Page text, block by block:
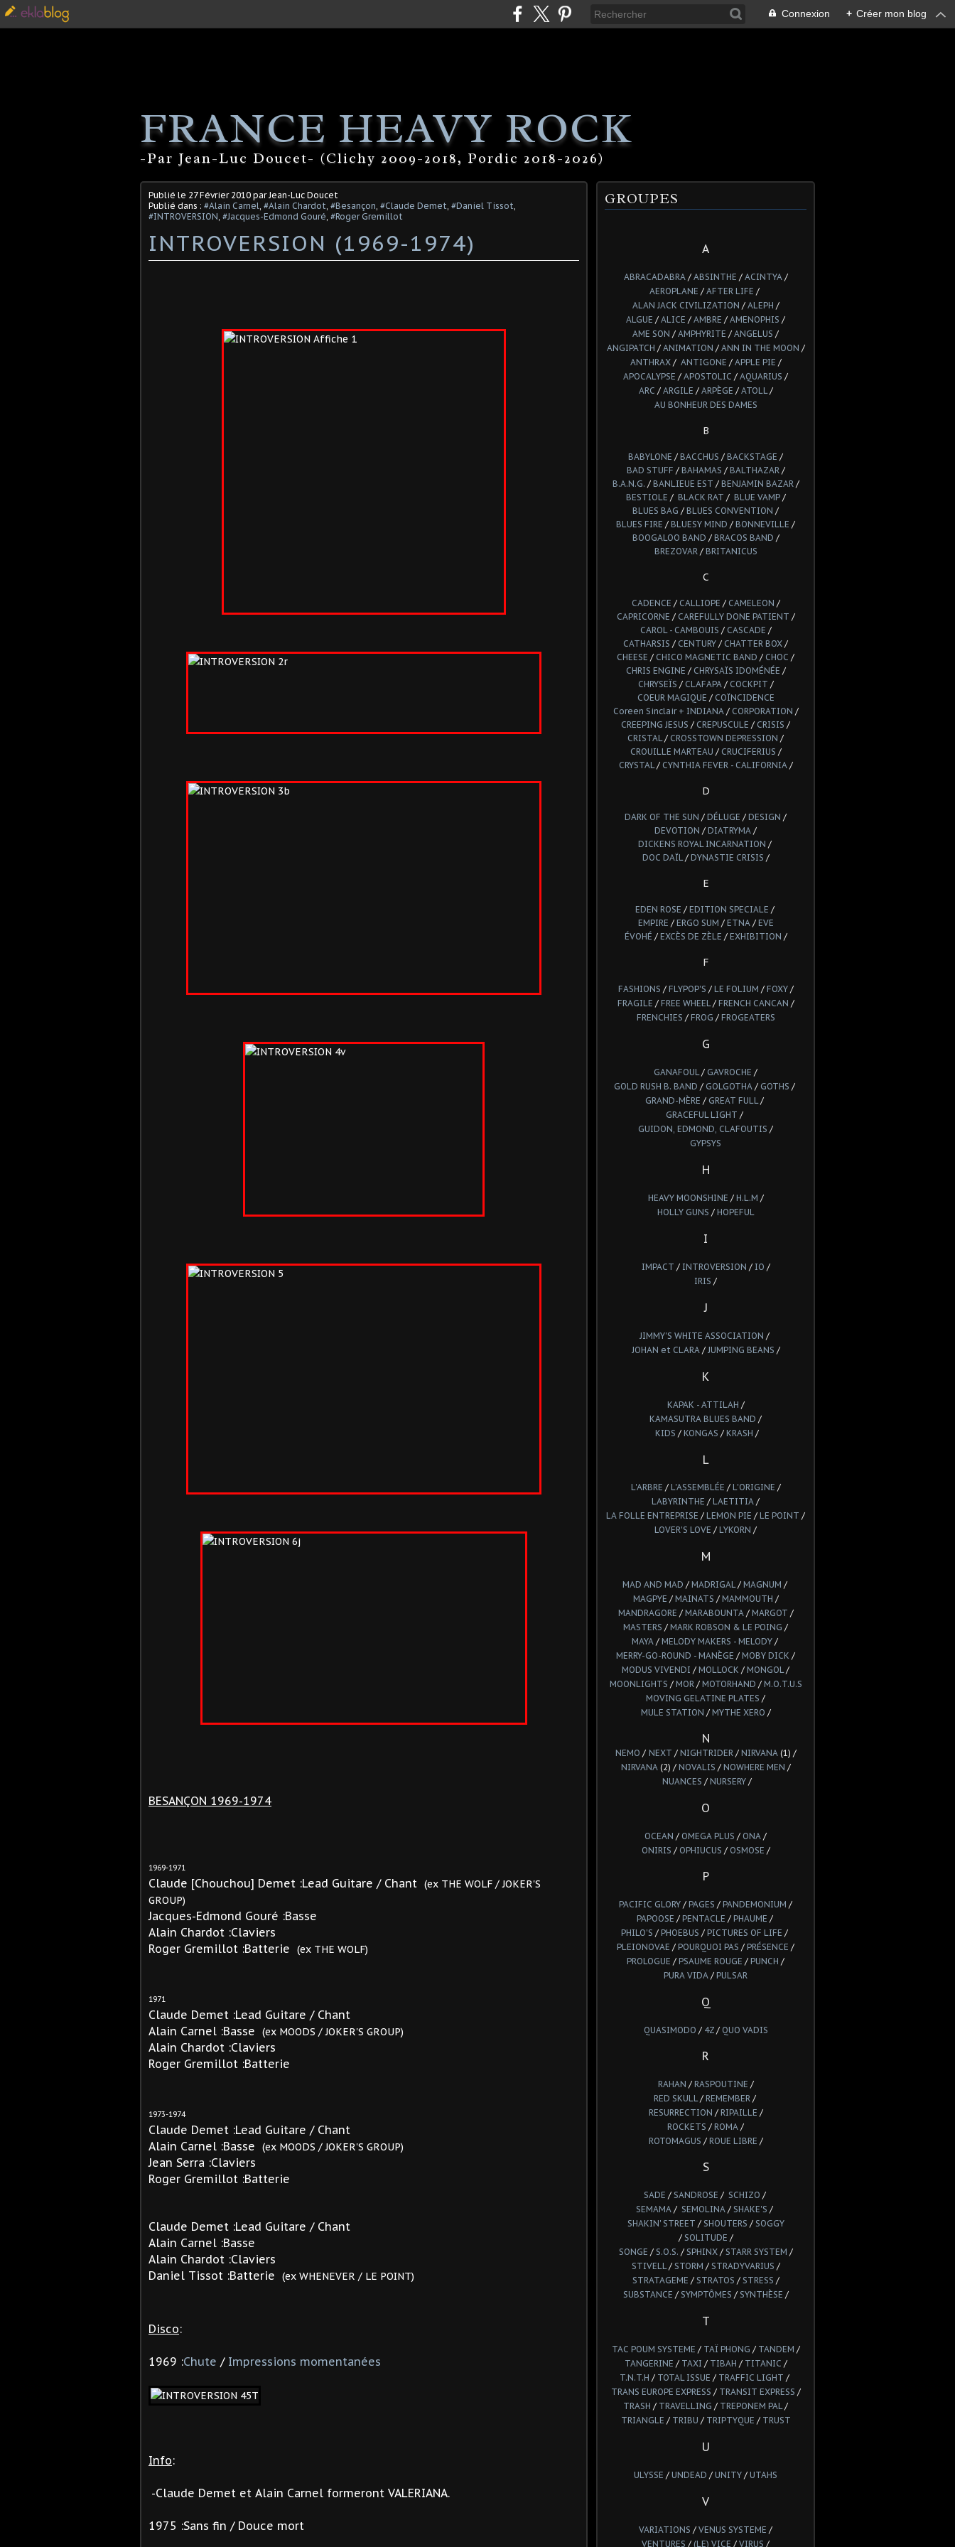
Connexion + Créer mon blog
FRANCE HEAVY ROCK
-Par Jean-Luc Doucet- (Clichy 2009-2018, Pordic 2018-2026)
Publié le 27 Février 2010 par Jean-Luc Doucet
Publié dans : #Alain Carnel, #Alain Chardot, #Besançon, #Claude Demet, #Daniel Tissot,
#INTROVERSION, #Jacques-Edmond Gouré, #Roger Gremillot
INTROVERSION (1969-1974)
BESANÇON 1969-1974
1969-1971
Claude [Chouchou] Demet :Lead Guitare / Chant (ex THE WOLF / JOKER'S
GROUP)
Jacques-Edmond Gouré :Basse
Alain Chardot :Claviers
Roger Gremillot :Batterie (ex THE WOLF)
1971
Claude Demet :Lead Guitare / Chant
Alain Carnel :Basse (ex MOODS / JOKER'S GROUP)
Alain Chardot :Claviers
Roger Gremillot :Batterie
1973-1974
Claude Demet :Lead Guitare / Chant
Alain Carnel :Basse (ex MOODS / JOKER'S GROUP)
Jean Serra :Claviers
Roger Gremillot :Batterie
Claude Demet :Lead Guitare / Chant
Alain Carnel :Basse
Alain Chardot :Claviers
Daniel Tissot :Batterie (ex WHENEVER / LE POINT)
Disco:
1969 :Chute / Impressions momentanées
Info:
-Claude Demet et Alain Carnel formeront VALERIANA.
1975 :Sans fin / Douce mort
GROUPES
A
ABRACADABRA/ ABSINTHE / ACINTYA/
AEROPLANE / AFTER LIFE /
ALAN JACK CIVILIZATION / ALEPH /
ALGUE / ALICE / AMBRE / AMENOPHIS /
AME SON / AMPHYRITE / ANGELUS /
ANGIPATCH / ANIMATION / ANN IN THE MOON /
ANTHRAX/ ANTIGONE / APPLE PIE /
APOCALYPSE / APOSTOLIC / AQUARIUS /
ARC / ARGILE / ARPÈGE / ATOLL/
AU BONHEUR DES DAMES
B
BABYLONE / BACCHUS / BACKSTAGE /
BAD STUFF / BAHAMAS / BALTHAZAR/
B.A.N.G. / BANLIEUE EST / BENJAMIN BAZAR/
BESTIOLE / BLACK RAT / BLUE VAMP/
BLUES BAG / BLUES CONVENTION /
BLUES FIRE / BLUESY MIND / BONNEVILLE /
BOOGALOO BAND / BRACOS BAND /
BREZOVAR/ BRITANICUS
C
CADENCE / CALLIOPE / CAMELEON /
CAPRICORNE / CAREFULLY DONE PATIENT /
CAROL - CAMBOUIS / CASCADE /
CATHARSIS / CENTURY / CHATTER BOX /
CHEESE / CHICO MAGNETIC BAND / CHOC /
CHRIS ENGINE / CHRYSAÏS IDOMÉNÉE /
CHRYSEÏS / CLAFAPA/ COCKPIT /
COEUR MAGIQUE / COÏNCIDENCE
Coreen Sinclair + INDIANA/ CORPORATION /
CREEPING JESUS / CREPUSCULE / CRISIS /
CRISTAL/ CROSSTOWN DEPRESSION /
CROUILLE MARTEAU / CRUCIFERIUS /
CRYSTAL/ CYNTHIA FEVER - CALIFORNIA/
D
DARK OF THE SUN / DÉLUGE / DESIGN /
DEVOTION / DIATRYMA /
DICKENS ROYAL INCARNATION /
DOC DAÏL/ DYNASTIE CRISIS /
E
EDEN ROSE / EDITION SPECIALE /
EMPIRE / ERGO SUM / ETNA/ EVE
ÉVOHÉ / EXCÈS DE ZÈLE / EXHIBITION /
F
FASHIONS / FLYPOP'S / LE FOLIUM / FOXY/
FRAGILE / FREE WHEEL/ FRENCH CANCAN /
FRENCHIES / FROG / FROGEATERS
G
GANAFOUL/ GAVROCHE /
GOLD RUSH B. BAND / GOLGOTHA / GOTHS /
GRAND-MÈRE / GREAT FULL/
GRACEFUL LIGHT /
GUIDON, EDMOND, CLAFOUTIS /
GYPSYS
H
HEAVY MOONSHINE / H.L.M /
HOLLY GUNS / HOPEFUL
I
IMPACT / INTROVERSION / IO /
IRIS /
J
JIMMY'S WHITE ASSOCIATION /
JOHAN et CLARA/ JUMPING BEANS /
K
KAPAK - ATTILAH /
KAMASUTRA BLUES BAND /
KIDS / KONGAS / KRASH /
L
L'ARBRE / L'ASSEMBLÉE / L'ORIGINE /
LABYRINTHE / LAETITIA /
LA FOLLE ENTREPRISE / LEMON PIE / LE POINT /
LOVER'S LOVE / LYKORN /
M
MAD AND MAD / MADRIGAL/ MAGNUM /
MAGPYE / MAINATS / MAMMOUTH /
MANDRAGORE / MARABOUNTA/ MARGOT /
MASTERS / MARK ROBSON & LE POING /
MAYA/ MELODY MAKERS - MELODY/
MERRY-GO-ROUND - MANÈGE / MOBY DICK /
MODUS VIVENDI / MOLLOCK / MONGOL/
MOONLIGHTS / MOR/ MOTORHAND / M.O.T.U.S
MOVING GELATINE PLATES /
MULE STATION / MYTHE XERO /
N
NEMO / NEXT / NIGHTRIDER/ NIRVANA(1) /
NIRVANA(2) / NOVALIS / NOWHERE MEN /
NUANCES / NURSERY/
O
OCEAN / OMEGA PLUS / ONA /
ONIRIS /OPHIUCUS / OSMOSE /
P
PACIFIC GLORY / PAGES / PANDEMONIUM /
PAPOOSE / PENTACLE / PHAUME /
PHILO'S / PHOEBUS / PICTURES OF LIFE /
PLEIONOVAE / POURQUOI PAS / PRÉSENCE /
PROLOGUE / PSAUME ROUGE / PUNCH /
PURA VIDA / PULSAR
Q
QUASIMODO / 4Z/ QUO VADIS
R
RAHAN / RASPOUTINE /
RED SKULL/ REMEMBER/
RESURRECTION / RIPAILLE /
ROCKETS / ROMA /
ROTOMAGUS / ROUE LIBRE /
S
SADE / SANDROSE / SCHIZO /
SEMAMA / SEMOLINA / SHAKE'S /
SHAKIN' STREET / SHOUTERS / SOGGY
/ SOLITUDE /
SONGE / S.O.S. / SPHINX/ STARR SYSTEM /
STIVELL/ STORM / STRADYVARIUS /
STRATAGEME / STRATOS / STRESS /
SUBSTANCE / SYMPTÔMES / SYNTHÈSE /
T
TAC POUM SYSTEME / TAÏ PHONG / TANDEM /
TANGERINE / TAXI / TIBAH / TITANIC /
T.N.T.H / TOTAL ISSUE / TRAFFIC LIGHT /
TRANS EUROPE EXPRESS / TRANSIT EXPRESS /
TRASH / TRAVELLING / TREPONEM PAL/
TRIANGLE / TRIBU / TRIPTYQUE / TRUST
U
ULYSSE / UNDEAD / UNITY / UTAHS
V
VARIATIONS / VENUS SYSTEME /
VENTURES / (LE) VICE / VIRUS /